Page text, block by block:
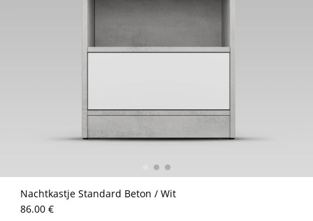
Nachtkastje Standard Beton / Wit
86.00 €